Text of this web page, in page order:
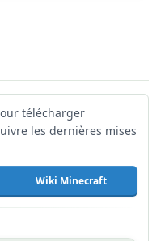
télécharger
les dernières mises
Wiki Minecraft